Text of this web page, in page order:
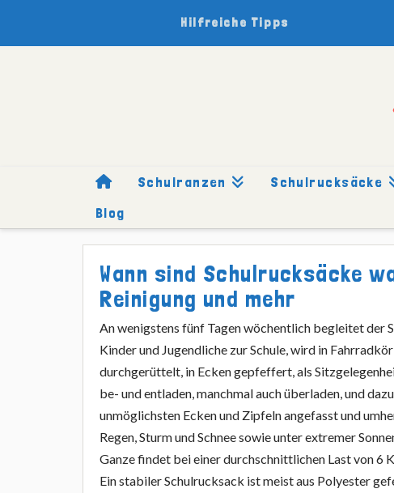
Hilfreiche Tipps
Schulranzen Schulrucksäcke
Blog
HOMERATGEBER
Wann sind Schulrucksäcke
Reinigung und mehr
An wenigstens fünf Tagen wöchentlich begleitet der
Kinder und Jugendliche zur Schule, wird in
durchgerüttelt, in Ecken gepfeffert, als
be- und entladen, manchmal auch überladen, und
unmöglichsten Ecken und Zipfeln angefasst und
Regen, Sturm und Schnee sowie unter extremer
Ganze findet bei einer durchschnittlichen Last von 6
Ein stabiler Schulrucksack ist meist aus Polyester